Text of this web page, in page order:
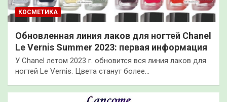
КОСМЕТИКА
Обновленная линия лаков для ногтей Chanel
Le Vernis Summer 2023: первая информация
У Chanel летом 2023 г. обновится вся линия лаков для
ногтей Le Vernis. Цвета станут более…